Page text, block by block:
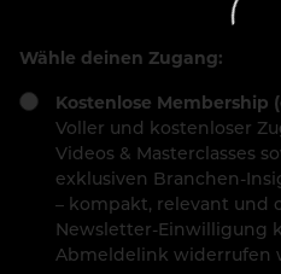
Wähle deinen Zugang:
Kostenlose Membership
Voller und kostenloser
Videos & Masterclasses
exklusiven Branchen-
– kompakt, relevant und
Newsletter-Einwilligung
Abmeldelink widerrufen